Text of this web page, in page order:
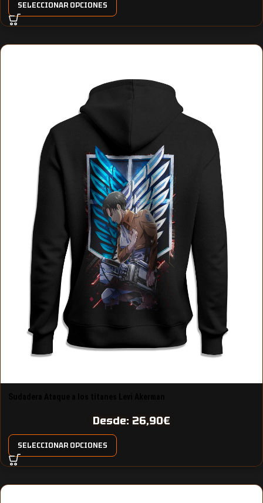
SELECCIONAR OPCIONES
Desde: 26,90€
SELECCIONAR OPCIONES